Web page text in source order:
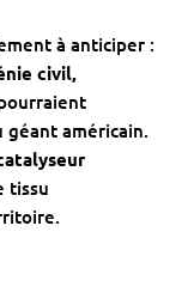
à anticiper :
civil,
américain.
tissu